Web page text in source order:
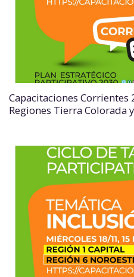
Capacitaciones
Regiones Tierra Colorada